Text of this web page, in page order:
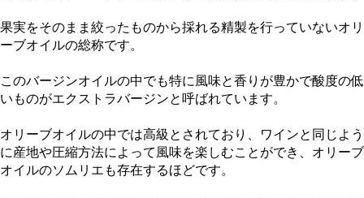
果実をそのまま絞ったものから採れる精製を行っていないオリ
ーブオイルの総称です。
このバージンオイルの中でも特に風味と香りが豊かで酸度の低
いものがエクストラバージンと呼ばれています。
オリーブオイルの中では高級とされており、ワインと同じよう
に産地や圧縮方法によって風味を楽しむことができ、オリーブ
オイルのソムリエも存在するほどです。